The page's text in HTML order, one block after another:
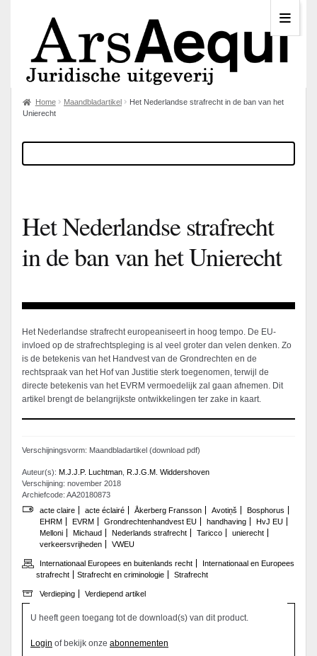
Home Maandbladartikel
Het Nederlandse strafrecht in de ban van het
Unierecht
Het Nederlandse strafrecht
in de ban van het Unierecht
Het Nederlandse strafrecht europeaniseert in hoog tempo. De EU-
invloed op de strafrechtspleging is al veel groter dan velen denken. Zo
is de betekenis van het Handvest van de Grondrechten en de
rechtspraak van het Hof van Justitie sterk toegenomen, terwijl de
directe betekenis van het EVRM vermoedelijk zal gaan afnemen. Dit
artikel brengt de belangrijkste ontwikkelingen ter zake in kaart.
Verschijningsvorm: Maandbladartikel (download pdf)
Auteur(s): M.J.J.P. Luchtman R.J.G.M. Widdershoven
Verschijning: november 2018
Archiefcode: AA20180873
acte claire
acte éclairé Åkerberg Fransson Avotiņš
Bosphorus
EHRM
EVRM Grondrechtenhandvest EU handhaving
HvJ EU
Melloni
Michaud Nederlands strafrecht Taricco
unierecht
verkeersvrijheden
VWEU
Internationaal Europees en buitenlands recht
Internationaal en Europees
strafrecht
Strafrecht en criminologie Strafrecht
Verdieping Verdiepend artikel
U heeft geen toegang tot de download(s) van dit product.
Login of bekijk onze abonnementen